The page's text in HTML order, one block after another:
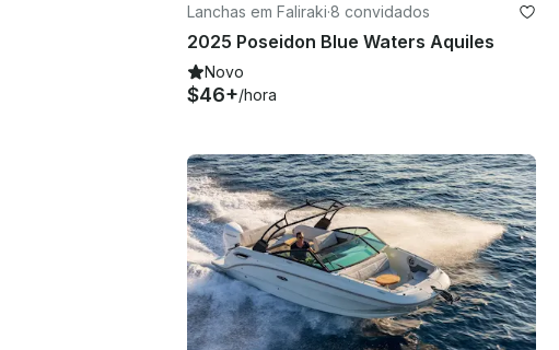
Lanchas em Faliraki·8 convidados
2025 Poseidon Blue Waters Aquiles
Novo
$46+/hora